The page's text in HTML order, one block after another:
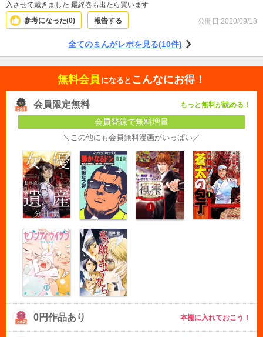
入させて戴きました 最終巻も出たら買います
参考になった(0) 報告する 公開日:2020/09/18
全てのまんがレポを見る(10件)
無料会員 になると こんなにお得！
会員限定無料 もっと無料が読める！
会員登録で無料増量
＼この他にも会員無料漫画がいっぱい／
0円作品あり 本棚に入れておこう！